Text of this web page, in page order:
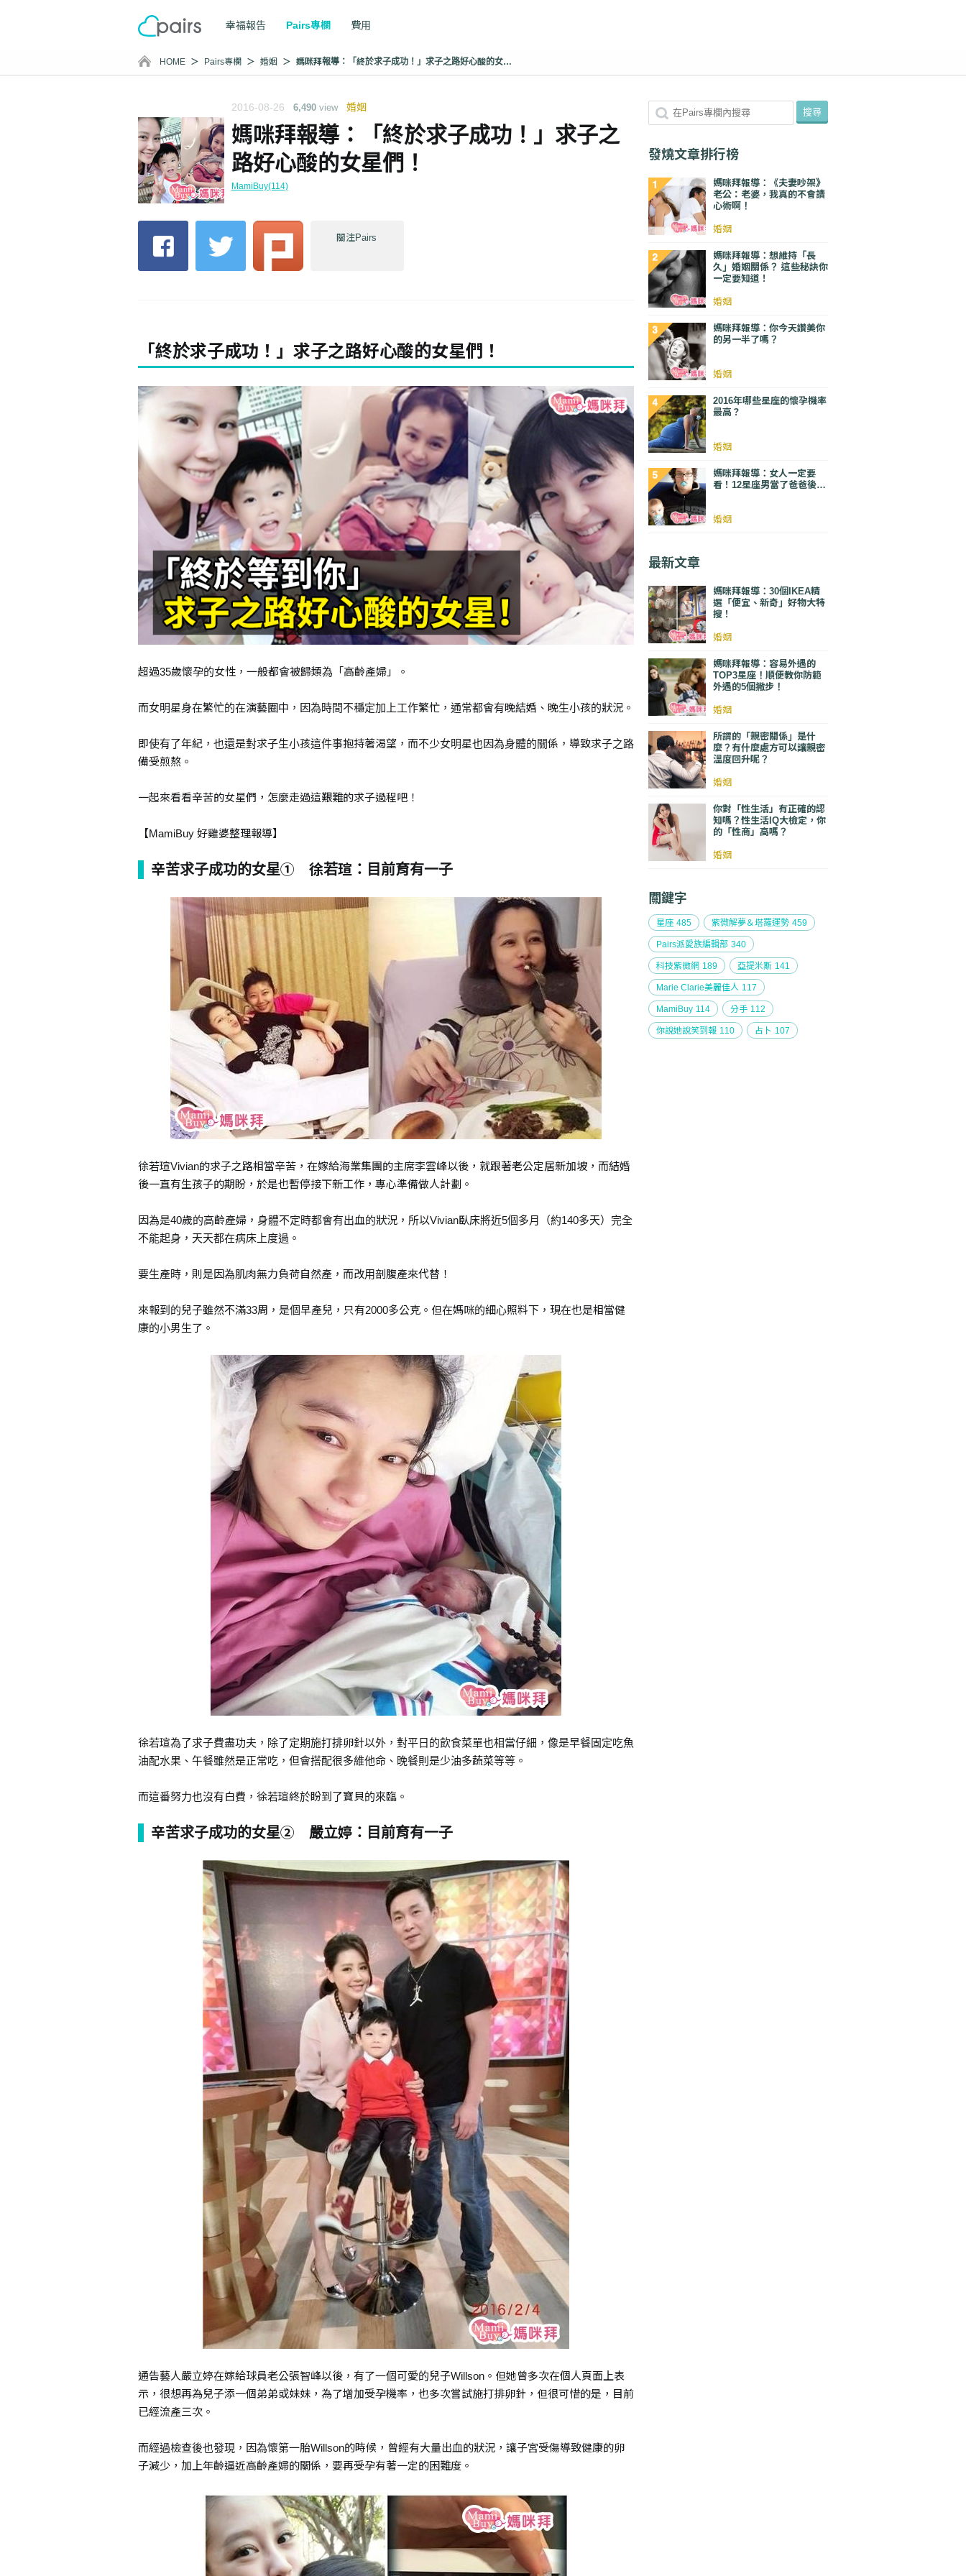
幸福報告 Pairs專欄 費用
HOME Pairs專欄 婚姻 媽咪拜報導：「終於求子成功！」求子之路好心酸的女星們！
2016-08-26 6,490 view 婚姻
媽咪拜報導：「終於求子成功！」求子之
路好心酸的女星們！
MamiBuy(114)
關注Pairs
「終於求子成功！」求子之路好心酸的女星們！
超過35歲懷孕的女性，一般都會被歸類為「高齡產婦」。
而女明星身在繁忙的在演藝圈中，因為時間不穩定加上工作繁忙，通常都會有晚結婚、晚生小孩的狀況。
即使有了年紀，也還是對求子生小孩這件事抱持著渴望，而不少女明星也因為身體的關係，導致求子之路
備受煎熬。
一起來看看辛苦的女星們，怎麼走過這艱難的求子過程吧！
【MamiBuy 好雞婆整理報導】
辛苦求子成功的女星① 徐若瑄：目前育有一子
徐若瑄Vivian的求子之路相當辛苦，在嫁給海業集團的主席李雲峰以後，就跟著老公定居新加坡，而結婚
後一直有生孩子的期盼，於是也暫停接下新工作，專心準備做人計劃。
因為是40歲的高齡產婦，身體不定時都會有出血的狀況，所以Vivian臥床將近5個多月（約140多天）完全
不能起身，天天都在病床上度過。
要生產時，則是因為肌肉無力負荷自然產，而改用剖腹產來代替！
來報到的兒子雖然不滿33周，是個早產兒，只有2000多公克。但在媽咪的細心照料下，現在也是相當健
康的小男生了。
徐若瑄為了求子費盡功夫，除了定期施打排卵針以外，對平日的飲食菜單也相當仔細，像是早餐固定吃魚
油配水果、午餐雖然是正常吃，但會搭配很多維他命、晚餐則是少油多蔬菜等等。
而這番努力也沒有白費，徐若瑄終於盼到了寶貝的來臨。
辛苦求子成功的女星② 嚴立婷：目前育有一子
通告藝人嚴立婷在嫁給球員老公張智峰以後，有了一個可愛的兒子Willson。但她曾多次在個人頁面上表
示，很想再為兒子添一個弟弟或妹妹，為了增加受孕機率，也多次嘗試施打排卵針，但很可惜的是，目前
已經流產三次。
而經過檢查後也發現，因為懷第一胎Willson的時候，曾經有大量出血的狀況，讓子宮受傷導致健康的卵
子減少，加上年齡逼近高齡產婦的關係，要再受孕有著一定的困難度。
發燒文章排行榜
媽咪拜報導：《夫妻吵架》
老公：老婆，我真的不會讀
心術啊！
婚姻
媽咪拜報導：想維持「長
久」婚姻關係？ 這些秘訣你
一定要知道！
婚姻
媽咪拜報導：你今天讚美你
的另一半了嗎？
婚姻
2016年哪些星座的懷孕機率
最高？
婚姻
媽咪拜報導：女人一定要
看！12星座男當了爸爸後…
婚姻
最新文章
媽咪拜報導：30個IKEA精
選「便宜、新奇」好物大特
搜！
婚姻
媽咪拜報導：容易外遇的
TOP3星座！順便教你防範
外遇的5個撇步！
婚姻
所謂的「親密關係」是什
麼？有什麼處方可以讓親密
溫度回升呢？
婚姻
你對「性生活」有正確的認
知嗎？性生活IQ大檢定，你
的「性商」高嗎？
婚姻
關鍵字
星座 485 紫微解夢＆塔羅運勢 459
Pairs派愛族編輯部 340
科技紫微網 189 亞提米斯 141
Marie Clarie美麗佳人 117
MamiBuy 114 分手 112
你說她說笑到報 110 占卜 107